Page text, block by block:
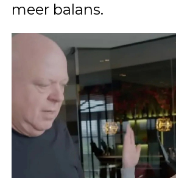
meer balans.